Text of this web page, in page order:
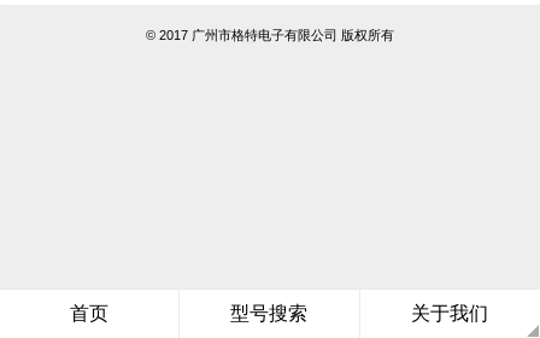
首页 型号搜索 关于我们
© 2017 广州市格特电子有限公司 版权所有